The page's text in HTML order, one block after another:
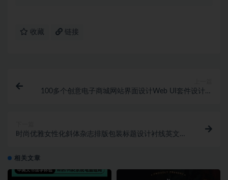
收藏 链接
100多个创意电子商城网站界面设计Web UI套件设计素
时尚优雅女性化斜体杂志排版包装标题设计衬线英文字
相关文章